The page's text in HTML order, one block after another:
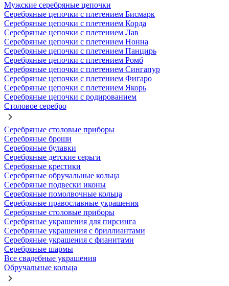
Мужские серебряные цепочки
Серебряные цепочки с плетением Бисмарк
Серебряные цепочки с плетением Корда
Серебряные цепочки с плетением Лав
Серебряные цепочки с плетением Нонна
Серебряные цепочки с плетением Панцирь
Серебряные цепочки с плетением Ромб
Серебряные цепочки с плетением Сингапур
Серебряные цепочки с плетением Фигаро
Серебряные цепочки с плетением Якорь
Серебряные цепочки с родированием
Столовое серебро
Серебряные столовые приборы
Серебряные броши
Серебряные булавки
Серебряные детские серьги
Серебряные крестики
Серебряные обручальные кольца
Серебряные подвески иконы
Серебряные помолвочные кольца
Серебряные православные украшения
Серебряные столовые приборы
Серебряные украшения для пирсинга
Серебряные украшения с бриллиантами
Серебряные украшения с фианитами
Серебряные шармы
Все свадебные украшения
Обручальные кольца